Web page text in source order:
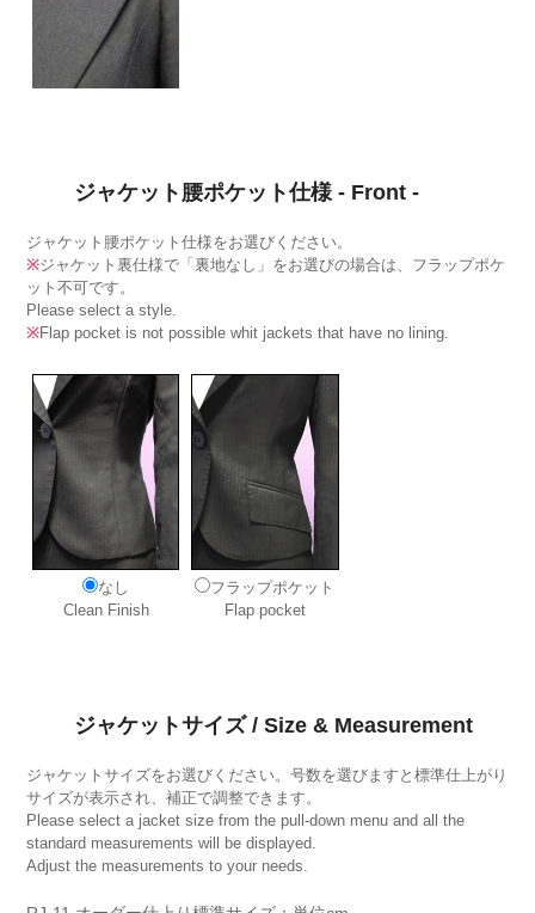
ジャケット腰ポケット仕様 - Front -
ジャケット腰ポケット仕様をお選びください。
※ジャケット裏仕様で「裏地なし」をお選びの場合は、フラップポケ
ット不可です。
Please select a style.
※Flap pocket is not possible whit jackets that have no lining.
なし
Clean Finish
フラップポケット
Flap pocket
ジャケットサイズ / Size & Measurement
ジャケットサイズをお選びください。号数を選びますと標準仕上がり
サイズが表示され、補正で調整できます。
Please select a jacket size from the pull-down menu and all the
standard measurements will be displayed.
Adjust the measurements to your needs.